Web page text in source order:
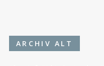
ARCHIV ALT